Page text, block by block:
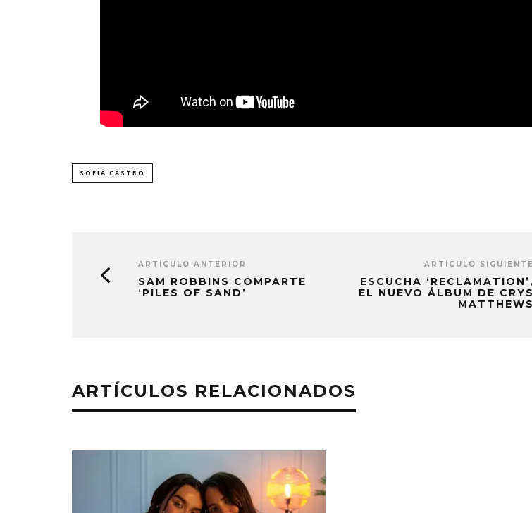
SOFÍA CASTRO
ARTÍCULO ANTERIOR
SAM ROBBINS COMPARTE
‘PILES OF SAND’
ARTÍCULO SIGUIENTE
ESCUCHA ‘RECLAMATION’,
EL NUEVO ÁLBUM DE CRYS
MATTHEWS
ARTÍCULOS RELACIONADOS